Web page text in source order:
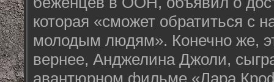
которая «сможет обратиться с
молодым людям». Конечно же,
вернее, Анджелина Джоли,
авантюрном фильме «Лара